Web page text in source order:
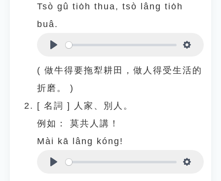
Tsò gû tio̍h thua, tsò lâng tio̍h
buâ.
( 做牛得要拖犁耕田，做人得受生活的
折磨。 )
[ 名詞 ]
人家、別人。
例如：
莫共人講！
Mài kā lâng kóng!